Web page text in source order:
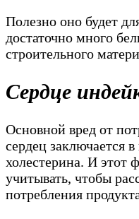
Полезно оно будет
достаточно много
строительного
Сердце
Основной вред от
сердец заключается
холестерина. И этот
учитывать, чтобы
потребления